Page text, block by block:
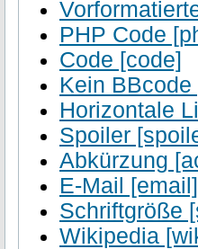
PHP Code
Code [code]
Kein BBcode
Horizontale
Spoiler
Abkürzung
E-Mail [email]
Schriftgröße
Wikipedia